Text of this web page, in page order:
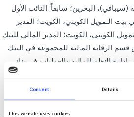
Consent Details
This website uses cookies
(سيبافي)، البحرين؛ سابقاً: النائب الأول
التمويل الكويتي، الكويت؛ المدير
الكويتي، الكويت؛ المدير المالي للبنك
قسم الرقابة المالية للمجموعة في البنك
إدارة النظم المالية والعمليات في بنك
كما شغل مناصب تدقيقية مختلفة
السعودية، وإرنست آند يونغ، وطلال
أبو غزالة في الأردن. يحمل شهادات محاسب قانوني معتمد (CPA)،
ومدقق بنكي معتمد (CBA)، ومحاسب إسلامي معتمد (CIPA)، وماجستير